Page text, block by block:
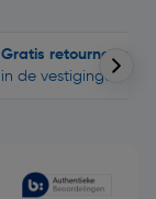
Gratis retourneren
in de vestigingen